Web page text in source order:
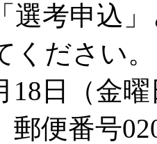
選考申込
ください。
18日（金
郵便番号